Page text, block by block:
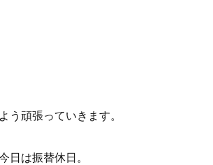
う頑張っていきます。
日は振替休日。